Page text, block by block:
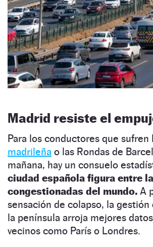
Madrid resiste el
Para los conductores que sufren
madrileña o las Rondas de
mañana, hay un consuelo
ciudad española figura entre
congestionadas del mundo. A
sensación de colapso, la
la península arroja mejores
vecinos como París o Londres.